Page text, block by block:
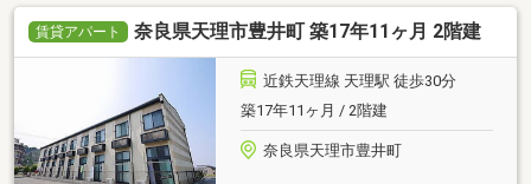
賃貸アパート 奈良県天理市豊井町 築17年11ヶ月 2階建
近鉄天理線 天理駅 徒歩30分
築17年11ヶ月 / 2階建
奈良県天理市豊井町